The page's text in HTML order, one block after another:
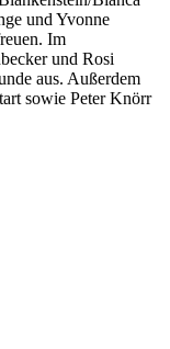
und Yvonne
Im
und Rosi
aus. Außerdem
sowie Peter Knörr